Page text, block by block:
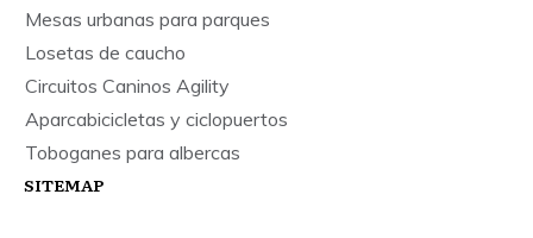
Mesas urbanas para parques
Losetas de caucho
Circuitos Caninos Agility
Aparcabicicletas y ciclopuertos
Toboganes para albercas
SITEMAP